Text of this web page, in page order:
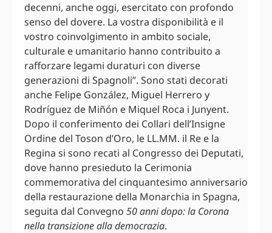
decenni, anche oggi, esercitato con profondo
senso del dovere. La vostra disponibilità e il
vostro coinvolgimento in ambito sociale,
culturale e umanitario hanno contribuito a
rafforzare legami duraturi con diverse
generazioni di Spagnoli”. Sono stati decorati
anche Felipe González, Miguel Herrero y
Rodríguez de Miñón e Miquel Roca i Junyent.
Dopo il conferimento dei Collari dell’Insigne
Ordine del Toson d’Oro, le LL.MM. il Re e la
Regina si sono recati al Congresso dei Deputati,
dove hanno presieduto la Cerimonia
commemorativa del cinquantesimo anniversario
della restaurazione della Monarchia in Spagna,
seguita dal Convegno 50 anni dopo: la Corona
nella transizione alla democrazia.